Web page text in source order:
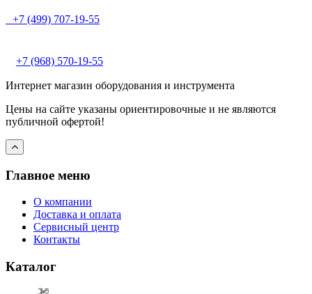
+7 (499) 707-19-55
+7 (968) 570-19-55
Интернет магазин оборудования и инструмента
Цены на сайте указаны ориентировочные и не являются
публичной офертой!
Главное меню
О компании
Доставка и оплата
Сервисный центр
Контакты
Каталог